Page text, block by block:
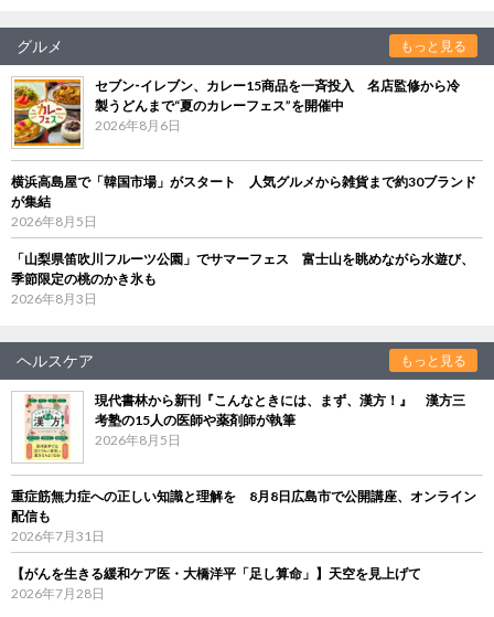
グルメ もっと見る
セブン‐イレブン、カレー15商品を一斉投入 名店監修から冷
製うどんまで“夏のカレーフェス”を開催中
2026年8月6日
横浜高島屋で「韓国市場」がスタート 人気グルメから雑貨まで約30ブランド
が集結
2026年8月5日
「山梨県笛吹川フルーツ公園」でサマーフェス 富士山を眺めながら水遊び、
季節限定の桃のかき氷も
2026年8月3日
ヘルスケア もっと見る
現代書林から新刊『こんなときには、まず、漢方！』 漢方三
考塾の15人の医師や薬剤師が執筆
2026年8月5日
重症筋無力症への正しい知識と理解を 8月8日広島市で公開講座、オンライン
配信も
2026年7月31日
【がんを生きる緩和ケア医・大橋洋平「足し算命」】天空を見上げて
2026年7月28日